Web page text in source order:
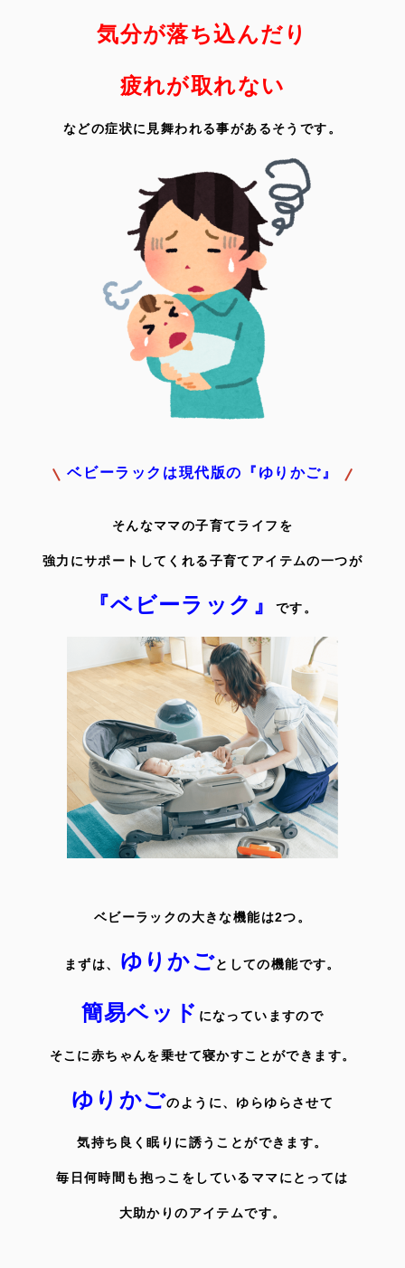
気分が落ち込んだり
疲れが取れない
などの症状に見舞われる事があるそうです。
ベビーラックは現代版の 『ゆりかご』
そんなママの子育てライフを
強力にサポートしてくれる子育てアイテムの一つが
『ベビーラック』 です。
ベビーラックの大きな機能は2つ。
まずは、 ゆりかごとしての機能です。
簡易ベッド になっていますので
そこに赤ちゃんを乗せて寝かすことができます。
ゆりかごのように、ゆらゆらさせて
気持ち良く眠りに誘うことができます。
毎日何時間も抱っこをしているママにとっては
大助かりのアイテムです。